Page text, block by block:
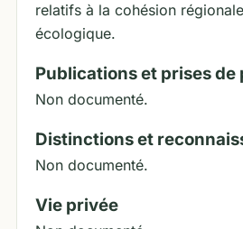
relatifs à la cohésion
écologique.
Publications et prises de
Non documenté.
Distinctions et
Non documenté.
Vie privée